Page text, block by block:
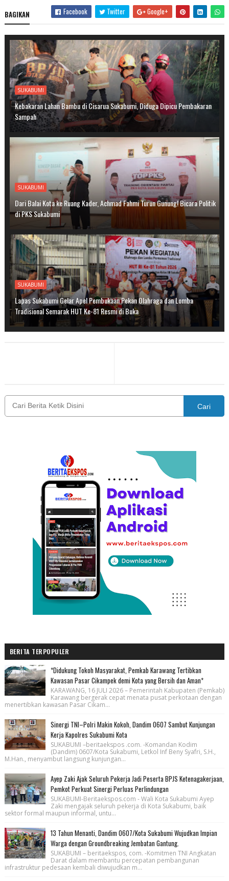
BAGIKAN Facebook Twitter Google+
SUKABUMI
Kebakaran Lahan Bambu di Cisarua Sukabumi, Diduga Dipicu Pembakaran
Sampah
SUKABUMI
Dari Balai Kota ke Ruang Kader, Achmad Fahmi Turun Gunung! Bicara Politik
di PKS Sukabumi
SUKABUMI
Lapas Sukabumi Gelar Apel Pembukaan Pekan Olahraga dan Lomba
Tradisional Semarak HUT Ke-81 Resmi di Buka
Cari
BERITA TERPOPULER
*Didukung Tokoh Masyarakat, Pemkab Karawang Tertibkan
Kawasan Pasar Cikampek demi Kota yang Bersih dan Aman*
KARAWANG, 16 JULI 2026 – Pemerintah Kabupaten (Pemkab)
Karawang bergerak cepat menata pusat perkotaan dengan
menertibkan kawasan Pasar Cikam...
Sinergi TNI–Polri Makin Kokoh, Dandim 0607 Sambut Kunjungan
Kerja Kapolres Sukabumi Kota
SUKABUMI –beritaekspos .com. -Komandan Kodim
(Dandim) 0607/Kota Sukabumi, Letkol Inf Beny Syafri, S.H.,
M.Han., menyambut langsung kunjungan...
Ayep Zaki Ajak Seluruh Pekerja Jadi Peserta BPJS Ketenagakerjaan,
Pemkot Perkuat Sinergi Perluas Perlindungan
SUKABUMI-Beritaekspos.com - Wali Kota Sukabumi Ayep
Zaki mengajak seluruh pekerja di Kota Sukabumi, baik
sektor formal maupun informal, untu...
13 Tahun Menanti, Dandim 0607/Kota Sukabumi Wujudkan Impian
Warga dengan Groundbreaking Jembatan Gantung.
SUKABUMI – beritaekspos, com. -Komitmen TNI Angkatan
Darat dalam membantu percepatan pembangunan
infrastruktur pedesaan kembali diwujudkan m...